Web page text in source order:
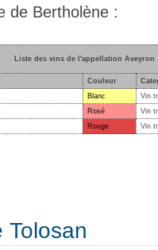
de Bertholène :
Liste des vins de l'appellation Aveyron
Couleur
Blanc
Vin
Rosé
Vin
Rouge Vin
Tolosan